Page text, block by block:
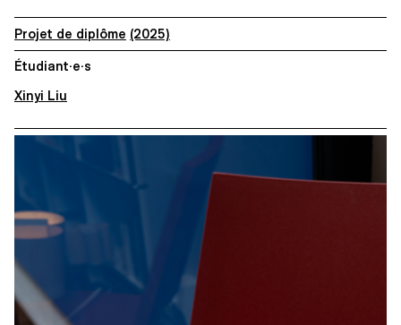
Projet de diplôme (2025)
Étudiant·e·s
Xinyi Liu